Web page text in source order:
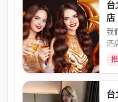
台
店
薪
我
酒
台